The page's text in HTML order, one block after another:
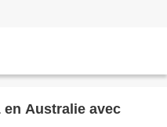
en Australie avec